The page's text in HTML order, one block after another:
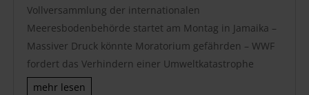
Vollversammlung der internationalen
Meeresbodenbehörde startet am Montag in Jamaika –
Massiver Druck könnte Moratorium gefährden – WWF
fordert das Verhindern einer Umweltkatastrophe
mehr lesen